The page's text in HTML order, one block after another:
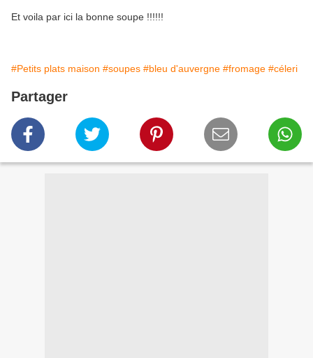
Et voila par ici la bonne soupe !!!!!!
#Petits plats maison #soupes #bleu d'auvergne #fromage #céleri
Partager